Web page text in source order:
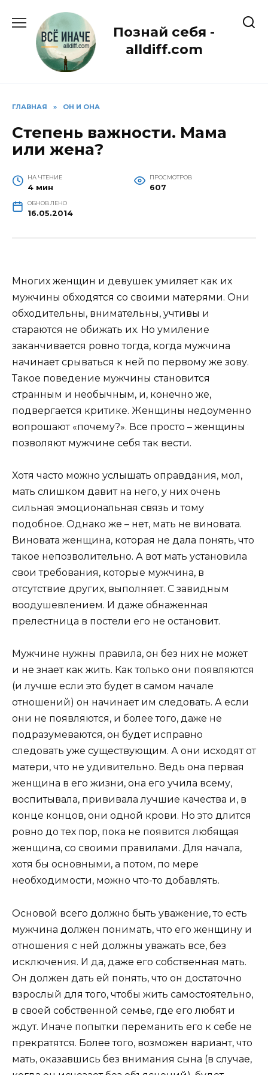
содержанию
Познай себя -
alldiff.com
ГЛАВНАЯ » ОН И ОНА
Степень важности. Мама
или жена?
НА ЧТЕНИЕ
4 мин
ПРОСМОТРОВ
607
ОБНОВЛЕНО
16.05.2014
Многих женщин и девушек умиляет как их
мужчины обходятся со своими матерями. Они
обходительны, внимательны, учтивы и
стараются не обижать их. Но умиление
заканчивается ровно тогда, когда мужчина
начинает срываться к ней по первому же зову.
Такое поведение мужчины становится
странным и необычным, и, конечно же,
подвергается критике. Женщины недоуменно
вопрошают «почему?». Все просто – женщины
позволяют мужчине себя так вести.
Хотя часто можно услышать оправдания, мол,
мать слишком давит на него, у них очень
сильная эмоциональная связь и тому
подобное. Однако же – нет, мать не виновата.
Виновата женщина, которая не дала понять, что
такое непозволительно. А вот мать установила
свои требования, которые мужчина, в
отсутствие других, выполняет. С завидным
воодушевлением. И даже обнаженная
прелестница в постели его не остановит.
Мужчине нужны правила, он без них не может
и не знает как жить. Как только они появляются
(и лучше если это будет в самом начале
отношений) он начинает им следовать. А если
они не появляются, и более того, даже не
подразумеваются, он будет исправно
следовать уже существующим. А они исходят от
матери, что не удивительно. Ведь она первая
женщина в его жизни, она его учила всему,
воспитывала, прививала лучшие качества и, в
конце концов, они одной крови. Но это длится
ровно до тех пор, пока не появится любящая
женщина, со своими правилами. Для начала,
хотя бы основными, а потом, по мере
необходимости, можно что-то добавлять.
Основой всего должно быть уважение, то есть
мужчина должен понимать, что его женщину и
отношения с ней должны уважать все, без
исключения. И да, даже его собственная мать.
Он должен дать ей понять, что он достаточно
взрослый для того, чтобы жить самостоятельно,
в своей собственной семье, где его любят и
ждут. Иначе попытки переманить его к себе не
прекратятся. Более того, возможен вариант, что
мать, оказавшись без внимания сына (в случае,